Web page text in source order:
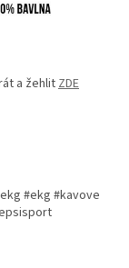
a žehlitZDE
#ekg #kavove